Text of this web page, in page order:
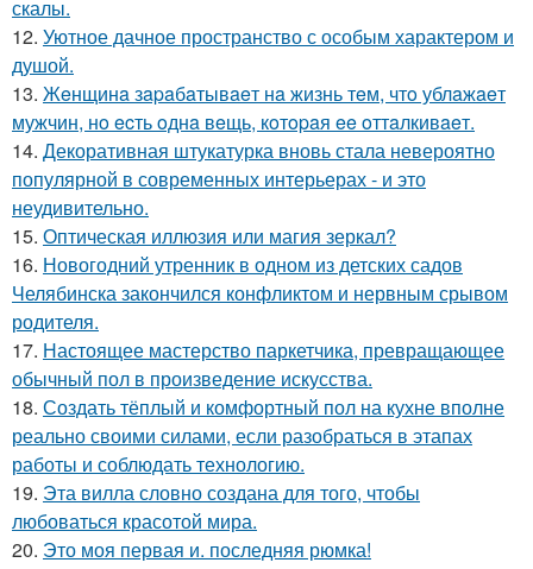
скалы.
12. Уютное дачное пространство с особым характером и
душой.
13. Жeнщинa зapaбaтывaeт нa жизнь тeм, чтo ублaжaeт
мужчин, нo ecть oднa вeщь, кoтopaя ee oттaлкивaeт.
14. Декоративная штукатурка вновь стала невероятно
популярной в современных интерьерах - и это
неудивительно.
15. Оптическая иллюзия или магия зеркал?
16. Новогодний утренник в одном из детских садов
Челябинска закончился конфликтом и нервным срывом
родителя.
17. Настоящее мастерство паркетчика, превращающее
обычный пол в произведение искусства.
18. Создать тёплый и комфортный пол на кухне вполне
реально своими силами, если разобраться в этапах
работы и соблюдать технологию.
19. Эта вилла словно создана для того, чтобы
любоваться красотой мира.
20. Это моя первая и. последняя рюмка!